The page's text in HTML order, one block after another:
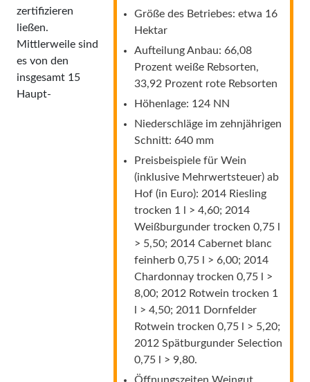
Größe des Betriebes: etwa 16
Hektar
Aufteilung Anbau: 66,08
Prozent weiße Rebsorten,
33,92 Prozent rote Rebsorten
Höhenlage: 124 NN
Niederschläge im zehnjährigen
Schnitt: 640 mm
Preisbeispiele für Wein
(inklusive Mehrwertsteuer) ab
Hof (in Euro): 2014 Riesling
trocken 1 l > 4,60; 2014
Weißburgunder trocken 0,75 l
> 5,50; 2014 Cabernet blanc
feinherb 0,75 l > 6,00; 2014
Chardonnay trocken 0,75 l >
8,00; 2012 Rotwein trocken 1
l > 4,50; 2011 Dornfelder
Rotwein trocken 0,75 l > 5,20;
2012 Spätburgunder Selection
0,75 l > 9,80.
Öffnungszeiten Weingut
zertifizieren
ließen.
Mittlerweile sind
es von den
insgesamt 15
Haupt­